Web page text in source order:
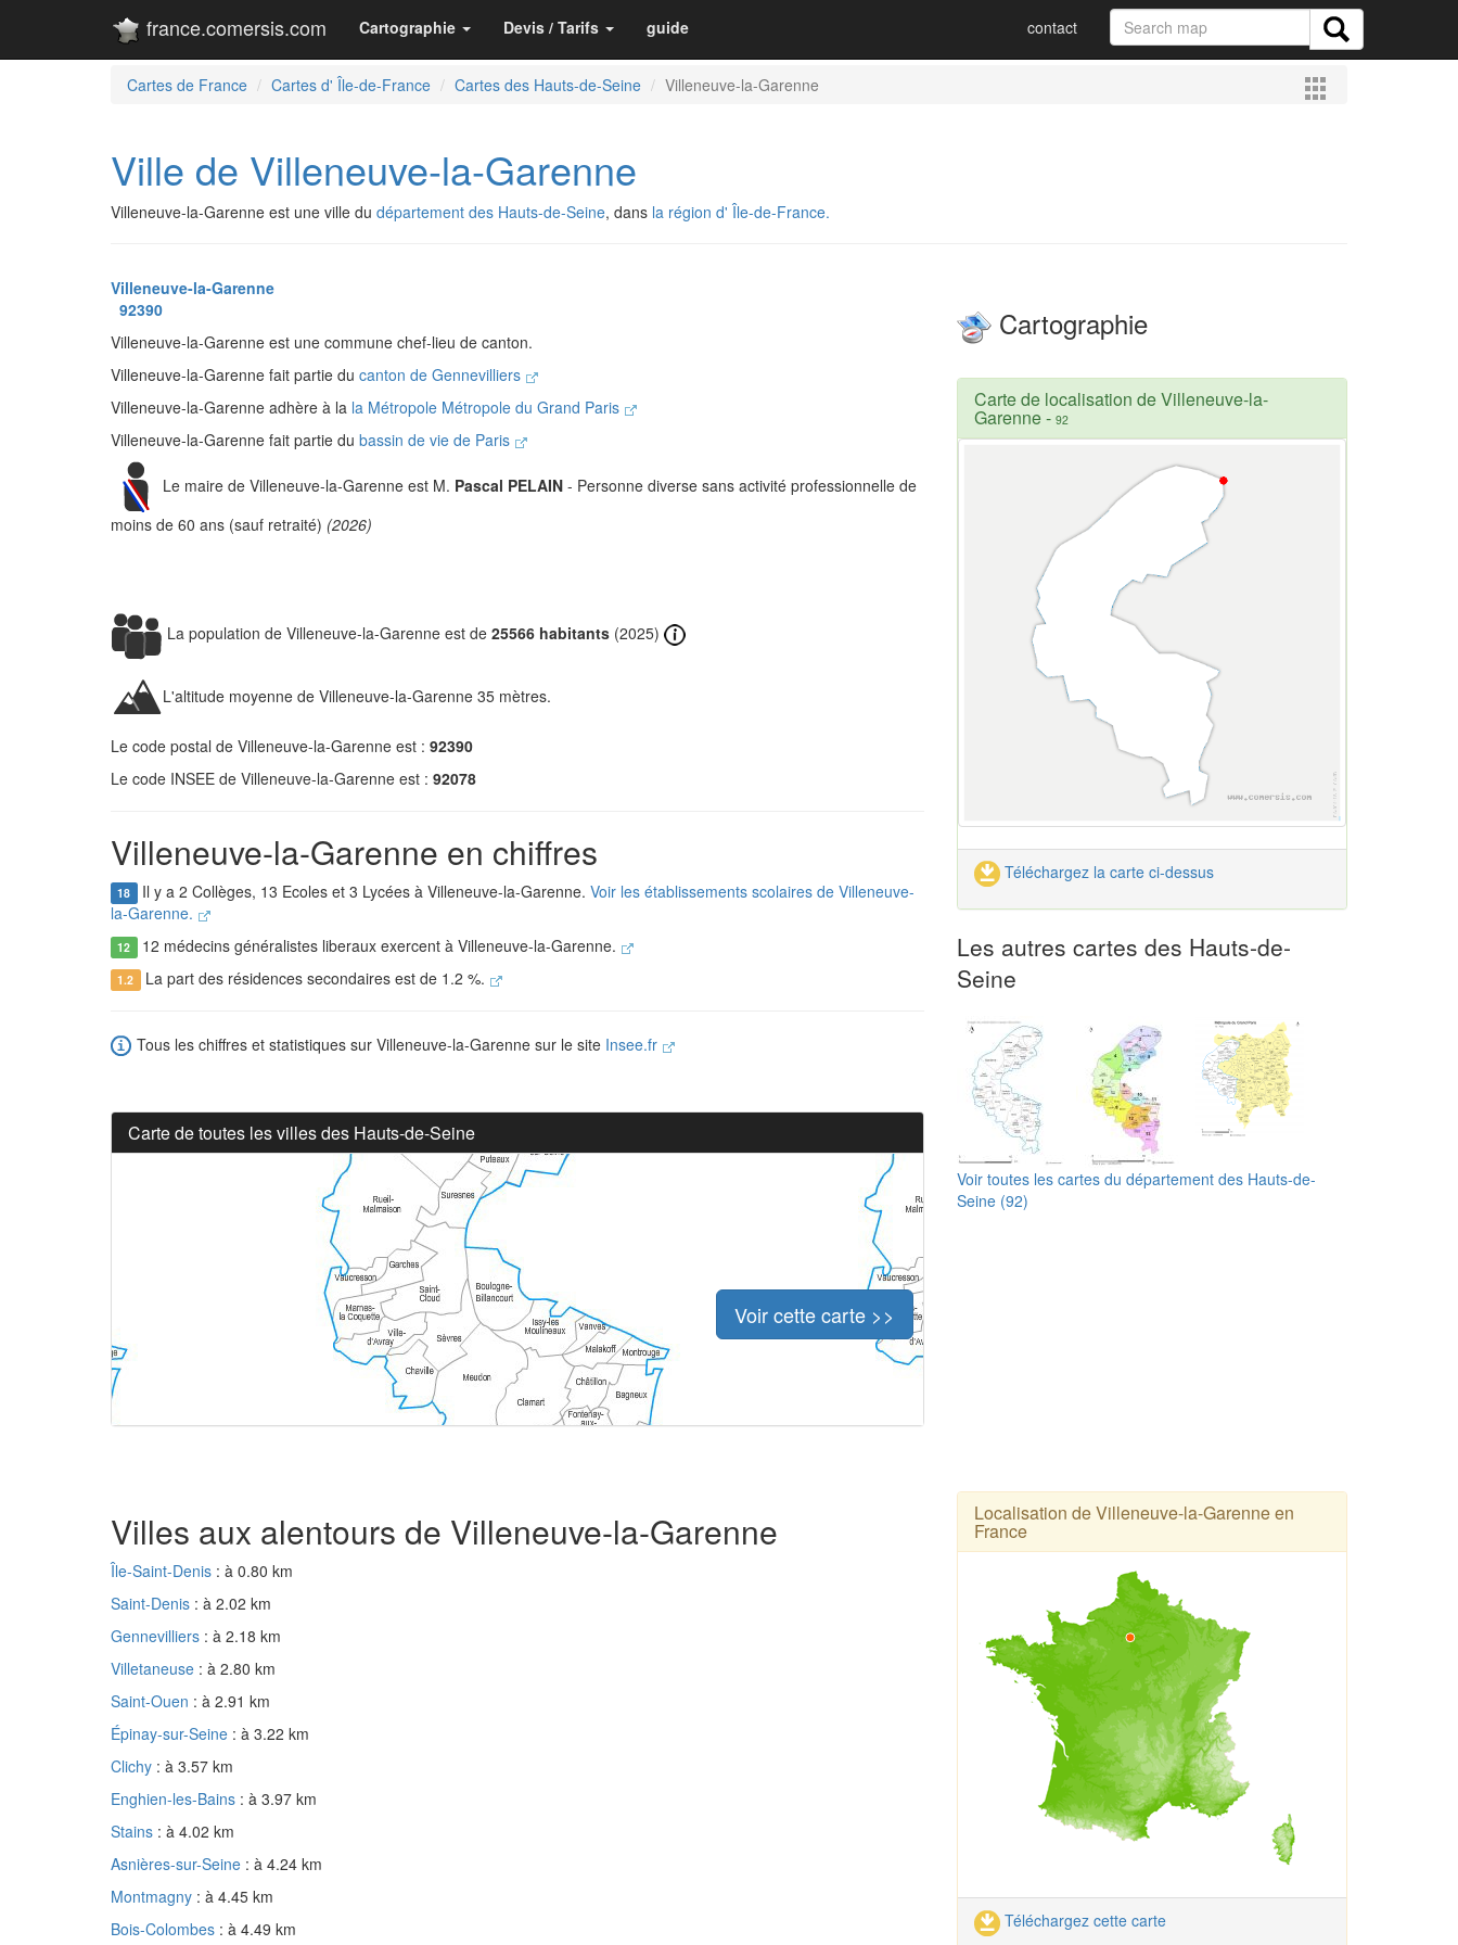
france.comersis.com Cartographie Devis / Tarifs guide contact
Cartes de France Cartes d' Île-de-France Cartes des Hauts-de-Seine Villeneuve-la-Garenne
Ville de Villeneuve-la-Garenne
Villeneuve-la-Garenne est une ville du département des Hauts-de-Seine, dans la région d' Île-de-France.
Villeneuve-la-Garenne
92390
Villeneuve-la-Garenne est une commune chef-lieu de canton.
Villeneuve-la-Garenne fait partie du canton de Gennevilliers
Villeneuve-la-Garenne adhère à la la Métropole Métropole du Grand Paris
Villeneuve-la-Garenne fait partie du bassin de vie de Paris
Le maire de Villeneuve-la-Garenne est M. Pascal PELAIN - Personne diverse sans activité professionnelle de
moins de 60 ans (sauf retraité) (2026)
La population de Villeneuve-la-Garenne est de 25566 habitants (2025)
L'altitude moyenne de Villeneuve-la-Garenne 35 mètres.
Le code postal de Villeneuve-la-Garenne est : 92390
Le code INSEE de Villeneuve-la-Garenne est : 92078
Villeneuve-la-Garenne en chiffres
18 Il y a 2 Collèges, 13 Ecoles et 3 Lycées à Villeneuve-la-Garenne. Voir les établissements scolaires de Villeneuve-
la-Garenne.
12 12 médecins généralistes liberaux exercent à Villeneuve-la-Garenne.
1.2 La part des résidences secondaires est de 1.2 %.
Tous les chiffres et statistiques sur Villeneuve-la-Garenne sur le site Insee.fr
Carte de toutes les villes des Hauts-de-Seine
Voir cette carte >>
Cartographie
Carte de localisation de Villeneuve-la-
Garenne- 92
Téléchargez la carte ci-dessus
Les autres cartes des Hauts-de-
Seine
Voir toutes les cartes du département des Hauts-de-
Seine (92)
Villes aux alentours de Villeneuve-la-Garenne
Île-Saint-Denis : à 0.80 km
Saint-Denis : à 2.02 km
Gennevilliers : à 2.18 km
Villetaneuse : à 2.80 km
Saint-Ouen : à 2.91 km
Épinay-sur-Seine : à 3.22 km
Clichy : à 3.57 km
Enghien-les-Bains : à 3.97 km
Stains : à 4.02 km
Asnières-sur-Seine : à 4.24 km
Montmagny : à 4.45 km
Bois-Colombes : à 4.49 km
Localisation de Villeneuve-la-Garenne en
France
Téléchargez cette carte